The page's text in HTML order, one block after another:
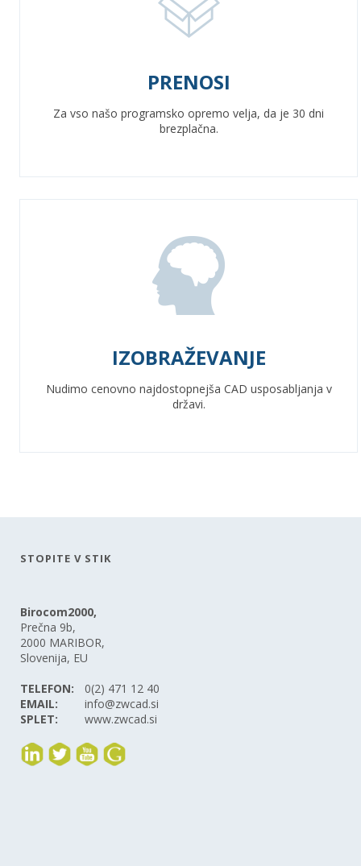
PRENOSI
Za vso našo programsko opremo velja, da je 30 dni
brezplačna.
IZOBRAŽEVANJE
Nudimo cenovno najdostopnejša CAD usposabljanja v
državi.
STOPITE V STIK
Birocom2000,
Prečna 9b,
2000 MARIBOR,
Slovenija, EU
TELEFON:
0(2) 471 12 40
EMAIL:
info@zwcad.si
SPLET:
www.zwcad.si